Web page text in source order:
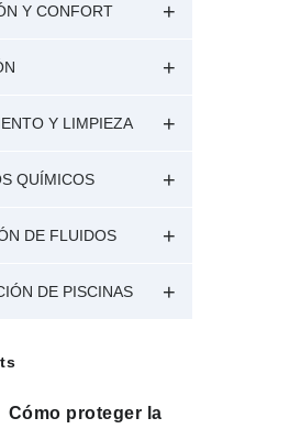
Y CONFORT
Y LIMPIEZA
QUÍMICOS
DE FLUIDOS
DE PISCINAS
Cómo proteger la